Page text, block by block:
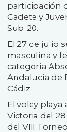
participación
Cadete y
Sub-20.
El 27 de julio
masculina y
categoría
Andalucía de
Cádiz.
El voley playa
Victoria del
del VIII